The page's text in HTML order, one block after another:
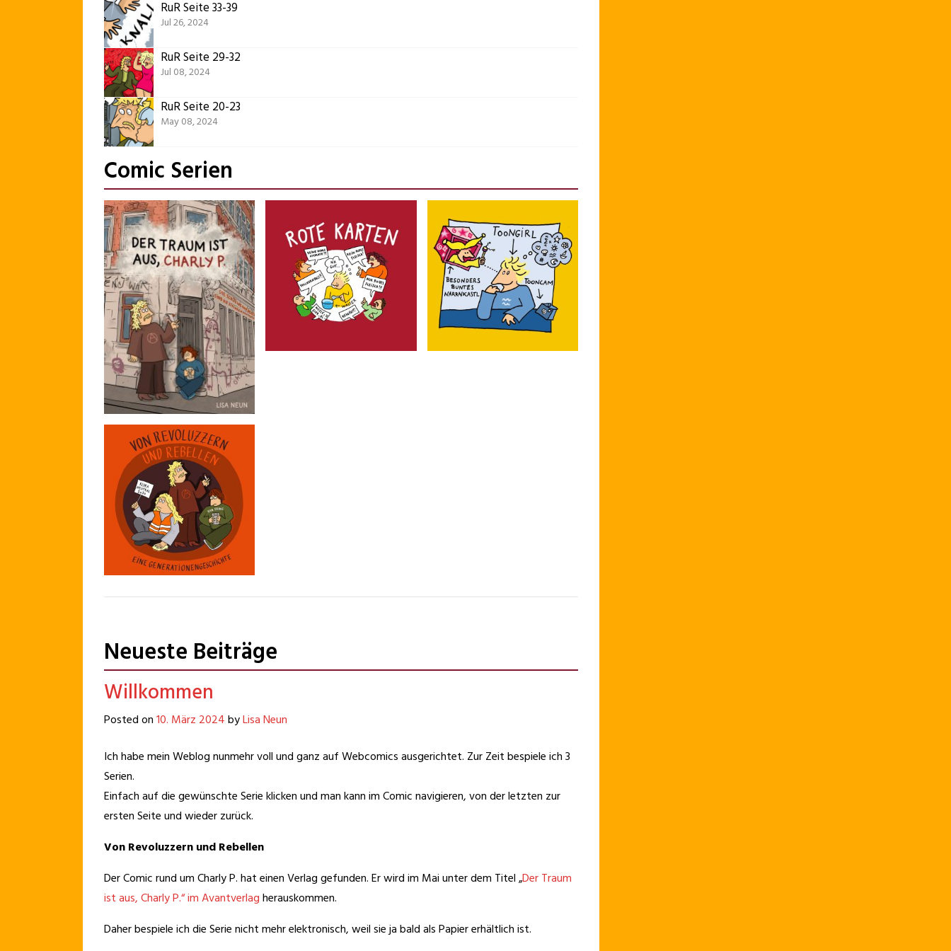
RuR Seite 33-39
Jul 26, 2024
RuR Seite 29-32
Jul 08, 2024
RuR Seite 20-23
May 08, 2024
Comic Serien
Der Traum ist aus, Charly
Die Geschichte eines
Pseudorevoluzzers.
Rebellen
Neueste Beiträge
Willkommen
Posted on10. März 2024byLisa Neun
Ich habe mein Weblog nunmehr voll und ganz auf Webcomics ausgerichtet. Zur Zeit bespiele ich 3
Serien.
Einfach auf die gewünschte Serie klicken und man kann im Comic navigieren, von der letzten zur
ersten Seite und wieder zurück.
Von Revoluzzern und Rebellen
Der Comic rund um Charly P. hat einen Verlag gefunden. Er wird im Mai unter dem Titel „Der Traum
ist aus, Charly P.“ im Avantverlagherauskommen.
Daher bespiele ich die Serie nicht mehr elektronisch, weil sie ja bald als Papier erhältlich ist.